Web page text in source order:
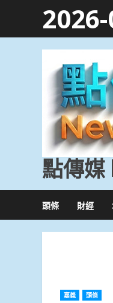
點傳媒
頭條 財經
嘉義 頭條